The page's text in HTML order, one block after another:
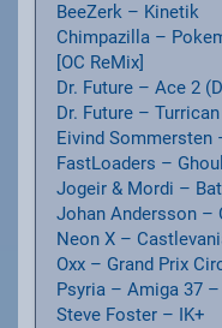
BeeZerk – Kinetik
Chimpazilla –
[OC ReMix]
Dr. Future – Ace 2
Dr. Future –
Eivind Sommersten
FastLoaders –
Jogeir & Mordi –
Johan Andersson –
Neon X –
Oxx – Grand Prix
Psyria – Amiga 37
Steve Foster – IK+